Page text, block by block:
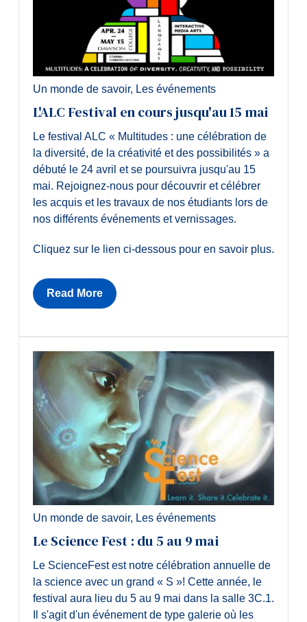
Un monde de savoir, Les événements
L'ALC Festival en cours jusqu'au 15 mai
Le festival ALC « Multitudes : une célébration de
la diversité, de la créativité et des possibilités » a
débuté le 24 avril et se poursuivra jusqu'au 15
mai. Rejoignez-nous pour découvrir et célébrer
les acquis et les travaux de nos étudiants lors de
nos différents événements et vernissages.
Cliquez sur le lien ci-dessous pour en savoir plus.
Read More
Un monde de savoir, Les événements
Le Science Fest : du 5 au 9 mai
Le ScienceFest est notre célébration annuelle de
la science avec un grand « S »! Cette année, le
festival aura lieu du 5 au 9 mai dans la salle 3C.1.
Il s'agit d'un événement de type galerie où les